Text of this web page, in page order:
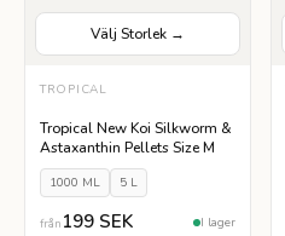
Välj Storlek →
VÄLJ STORLEK
1000 ML 5 L
TROPICAL
Tropical New Koi Silkworm &
Astaxanthin Pellets Size M
1000 ML 5 L
från 199 SEK I lager